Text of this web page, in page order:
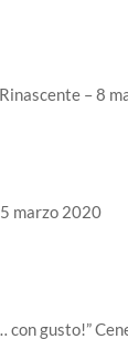
– 8
marzo 2020
con gusto!”